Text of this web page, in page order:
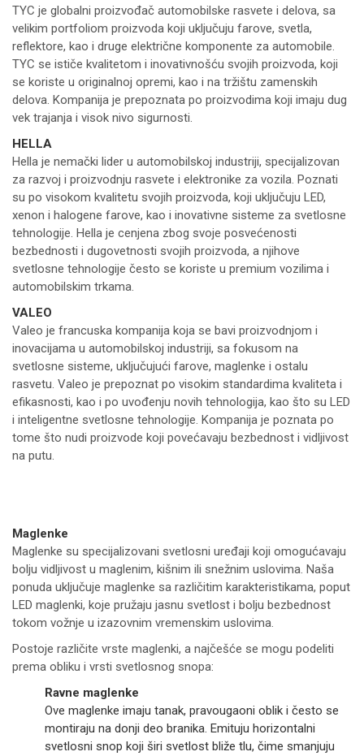
TYC je globalni proizvođač automobilske rasvete i delova, sa
velikim portfoliom proizvoda koji uključuju farove, svetla,
reflektore, kao i druge električne komponente za automobile.
TYC se ističe kvalitetom i inovativnošću svojih proizvoda, koji
se koriste u originalnoj opremi, kao i na tržištu zamenskih
delova. Kompanija je prepoznata po proizvodima koji imaju dug
vek trajanja i visok nivo sigurnosti.
HELLA
Hella je nemački lider u automobilskoj industriji, specijalizovan
za razvoj i proizvodnju rasvete i elektronike za vozila. Poznati
su po visokom kvalitetu svojih proizvoda, koji uključuju LED,
xenon i halogene farove, kao i inovativne sisteme za svetlosne
tehnologije. Hella je cenjena zbog svoje posvećenosti
bezbednosti i dugovetnosti svojih proizvoda, a njihove
svetlosne tehnologije često se koriste u premium vozilima i
automobilskim trkama.
VALEO
Valeo je francuska kompanija koja se bavi proizvodnjom i
inovacijama u automobilskoj industriji, sa fokusom na
svetlosne sisteme, uključujući farove, maglenke i ostalu
rasvetu. Valeo je prepoznat po visokim standardima kvaliteta i
efikasnosti, kao i po uvođenju novih tehnologija, kao što su LED
i inteligentne svetlosne tehnologije. Kompanija je poznata po
tome što nudi proizvode koji povećavaju bezbednost i vidljivost
na putu.
Maglenke
Maglenke su specijalizovani svetlosni uređaji koji omogućavaju
bolju vidljivost u maglenim, kišnim ili snežnim uslovima. Naša
ponuda uključuje maglenke sa različitim karakteristikama, poput
LED maglenki, koje pružaju jasnu svetlost i bolju bezbednost
tokom vožnje u izazovnim vremenskim uslovima.
Postoje različite vrste maglenki, a najčešće se mogu podeliti
prema obliku i vrsti svetlosnog snopa:
Ravne maglenke
Ove maglenke imaju tanak, pravougaoni oblik i često se
montiraju na donji deo branika. Emituju horizontalni
svetlosni snop koji širi svetlost bliže tlu, čime smanjuju